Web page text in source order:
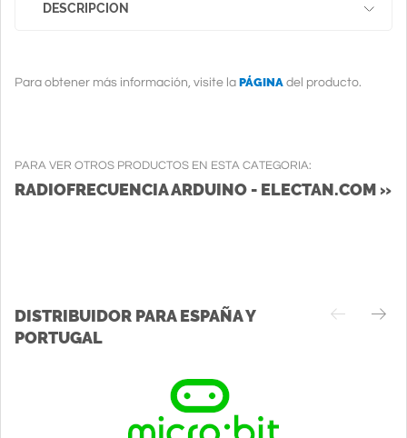
DESCRIPCION
Para obtener más información, visite la PÁGINA del producto.
PARA VER OTROS PRODUCTOS EN ESTA CATEGORIA:
RADIOFRECUENCIA ARDUINO - ELECTAN.COM »
DISTRIBUIDOR PARA ESPAÑA Y
PORTUGAL